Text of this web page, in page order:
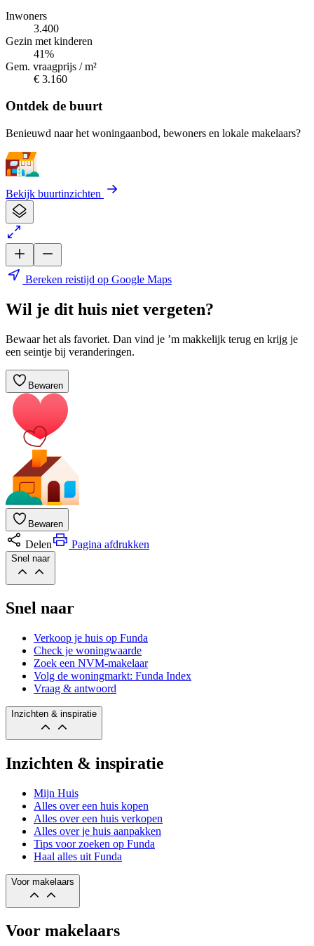
Inwoners
3.400
Gezin met kinderen
41%
Gem. vraagprijs / m²
€ 3.160
Ontdek de buurt
Benieuwd naar het woningaanbod, bewoners en lokale makelaars?
Bekijk buurtinzichten
Bereken reistijd op Google Maps
Wil je dit huis niet vergeten?
Bewaar het als favoriet. Dan vind je ’m makkelijk terug en krijg je
een seintje bij veranderingen.
Bewaren
Bewaren
Delen Pagina afdrukken
Snel naar
Snel naar
Verkoop je huis op Funda
Check je woningwaarde
Zoek een NVM-makelaar
Volg de woningmarkt: Funda Index
Vraag & antwoord
Inzichten & inspiratie
Inzichten & inspiratie
Mijn Huis
Alles over een huis kopen
Alles over een huis verkopen
Alles over je huis aanpakken
Tips voor zoeken op Funda
Haal alles uit Funda
Voor makelaars
Voor makelaars